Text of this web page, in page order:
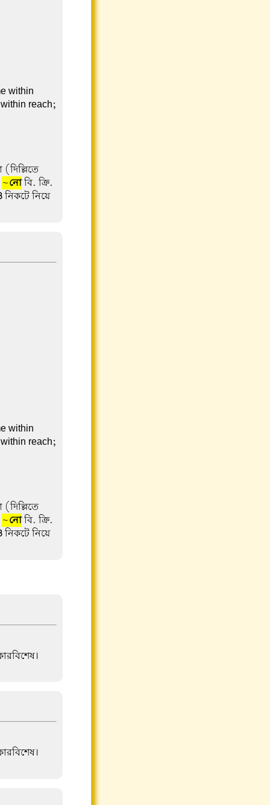
within
reach;
~নোবি. ক্রি.
নিকটে নিয়ে
within
reach;
~নোবি. ক্রি.
নিকটে নিয়ে